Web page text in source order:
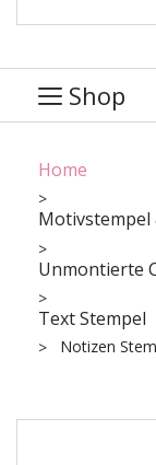
 Shop
Home
Unmontierte
Text Stempel
Notizen